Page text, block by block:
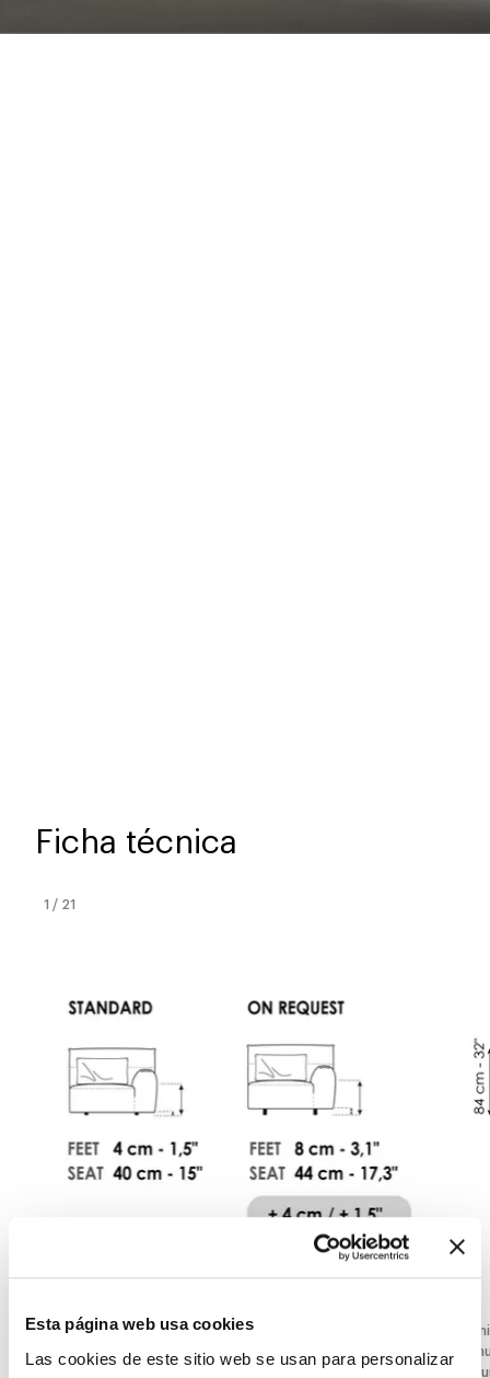
Esta página web usa cookies
Las cookies de este sitio web se usan para personalizar
Ficha técnica
PATAS
Anchura :
1 / 21